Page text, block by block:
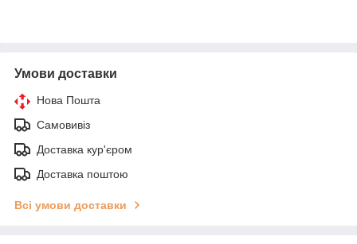
Умови доставки
Нова Пошта
Самовивіз
Доставка кур'єром
Доставка поштою
Всі умови доставки